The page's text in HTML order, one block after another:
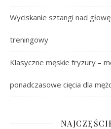
Wyciskanie sztangi nad
treningowy
Klasyczne męskie fryzury –
ponadczasowe cięcia dla